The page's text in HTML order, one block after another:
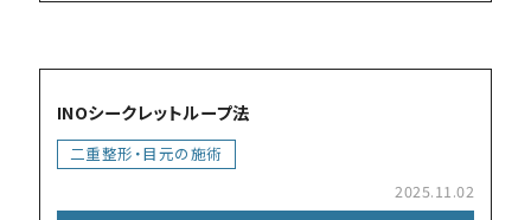
INOシークレットループ法
⼆重整形・目元の施術
2025.11.02